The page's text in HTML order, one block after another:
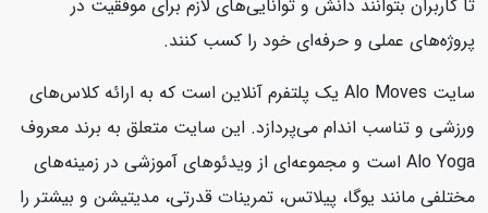
تا کاربران بتوانند دانش و توانایی‌های لازم برای موفقیت در
پروژه‌های عملی و حرفه‌ای خود را کسب کنند.
سایت Alo Moves یک پلتفرم آنلاین است که به ارائه کلاس‌های
ورزشی و تناسب اندام می‌پردازد. این سایت متعلق به برند معروف
Alo Yoga است و مجموعه‌ای از ویدئوهای آموزشی در زمینه‌های
مختلفی مانند یوگا، پیلاتس، تمرینات قدرتی، مدیتیشن و بیشتر را